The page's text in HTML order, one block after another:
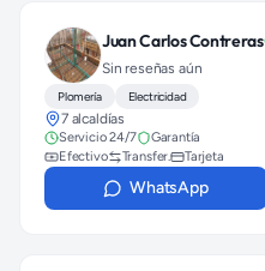
Juan Carlos Contreras
Sin reseñas aún
Plomería Electricidad
7 alcaldías
Servicio 24/7
Garantía
Efectivo
Transfer. Tarjeta
WhatsApp